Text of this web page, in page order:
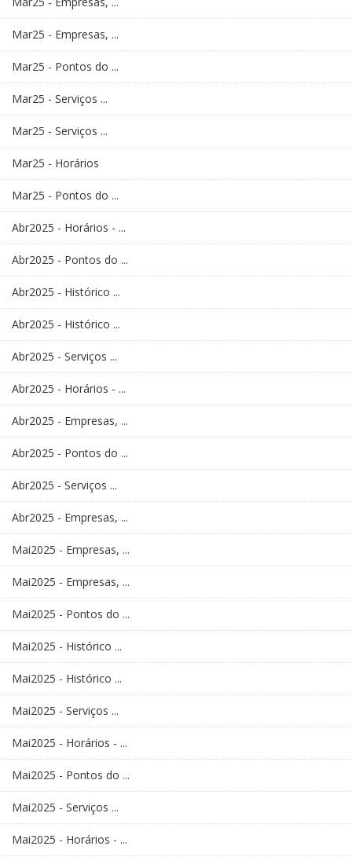
Mar25 - Empresas, ...
Mar25 - Pontos do ...
Mar25 - Serviços ...
Mar25 - Serviços ...
Mar25 - Horários
Mar25 - Pontos do ...
Abr2025 - Horários - ...
Abr2025 - Pontos do ...
Abr2025 - Histórico ...
Abr2025 - Histórico ...
Abr2025 - Serviços ...
Abr2025 - Horários - ...
Abr2025 - Empresas, ...
Abr2025 - Pontos do ...
Abr2025 - Serviços ...
Abr2025 - Empresas, ...
Mai2025 - Empresas, ...
Mai2025 - Empresas, ...
Mai2025 - Pontos do ...
Mai2025 - Histórico ...
Mai2025 - Histórico ...
Mai2025 - Serviços ...
Mai2025 - Horários - ...
Mai2025 - Pontos do ...
Mai2025 - Serviços ...
Mai2025 - Horários - ...